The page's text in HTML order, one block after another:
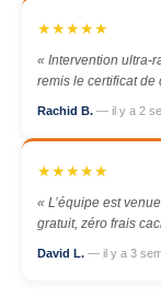
★★★★★
« Intervention ultra-
remis le certificat de
Rachid B. — il y a 2
★★★★★
« L’équipe est
gratuit, zéro frais
David L. — il y a 3